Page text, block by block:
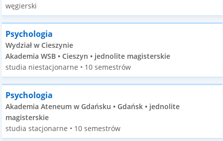
węgierski
Psychologia
Wydział w Cieszynie
Akademia WSB • Cieszyn • jednolite magisterskie
studia niestacjonarne • 10 semestrów
Psychologia
Akademia Ateneum w Gdańsku • Gdańsk • jednolite
magisterskie
studia stacjonarne • 10 semestrów